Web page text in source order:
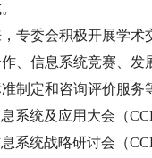
专委会积极开展学术
、信息系统竞赛、发
制定和咨询评价服务
系统及应用大会（
系统战略研讨会（